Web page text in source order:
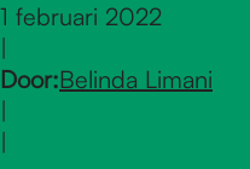
1 februari 2022
|
Door:Belinda Limani
|
|